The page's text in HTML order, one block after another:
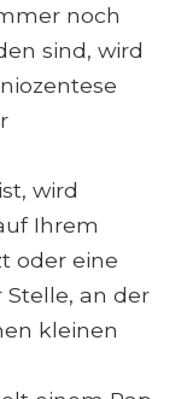
noch
sind, wird
wird
Ihrem
oder eine
an der
kleinen